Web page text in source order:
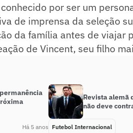
por ser um
de imprensa da seleção
da família antes de viajar
de Vincent, seu filho
Há 5 anos
Revista alemã
não deve
Futebol Internacional